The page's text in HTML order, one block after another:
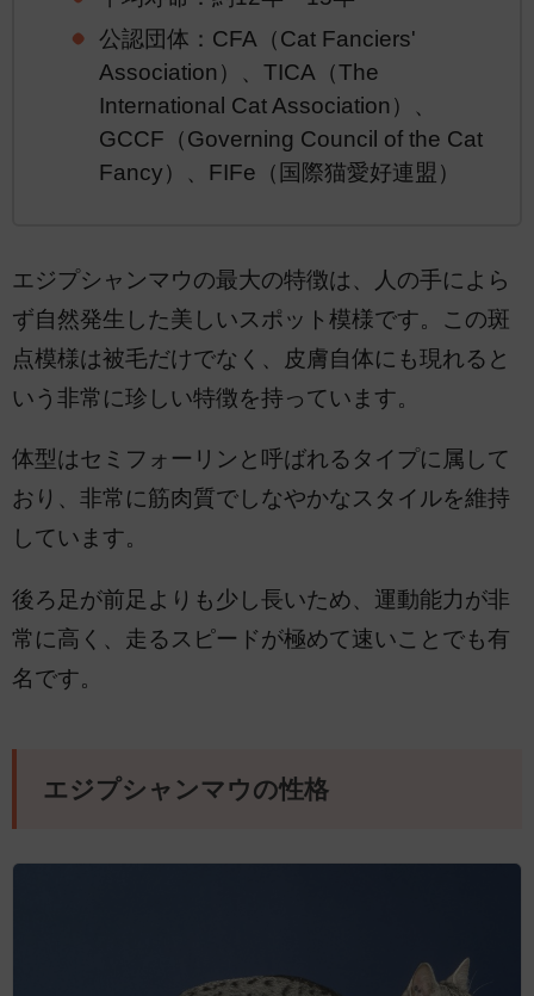
公認団体：CFA（Cat Fanciers'
Association）、TICA（The
International Cat Association）、
GCCF（Governing Council of the Cat
Fancy）、FIFe（国際猫愛好連盟）
エジプシャンマウの最大の特徴は、人の手によら
ず自然発生した美しいスポット模様です。この斑
点模様は被毛だけでなく、皮膚自体にも現れると
いう非常に珍しい特徴を持っています。
体型はセミフォーリンと呼ばれるタイプに属して
おり、非常に筋肉質でしなやかなスタイルを維持
しています。
後ろ足が前足よりも少し長いため、運動能力が非
常に高く、走るスピードが極めて速いことでも有
名です。
エジプシャンマウの性格